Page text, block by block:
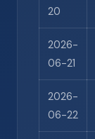
20
2026-
06-21
2026-
06-22